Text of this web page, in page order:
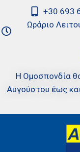
+30 693
Ωράριο
Η Ομοσπονδία
Αυγούστου έως